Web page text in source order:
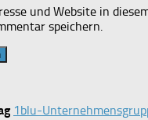
und Website in
speichern.
1blu-